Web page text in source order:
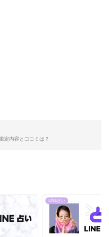
定内容と口コミは？
LINE占い